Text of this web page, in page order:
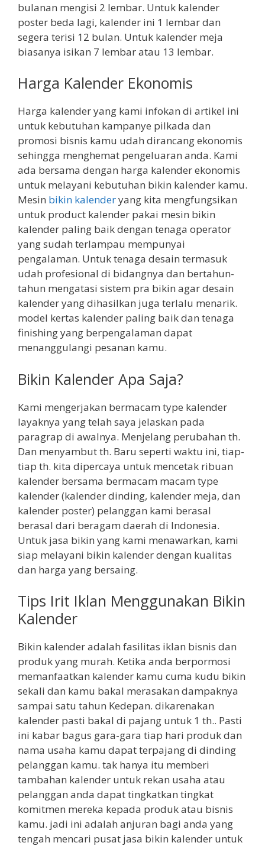
bulanan mengisi 2 lembar. Untuk kalender
poster beda lagi, kalender ini 1 lembar dan
segera terisi 12 bulan. Untuk kalender meja
biasanya isikan 7 lembar atau 13 lembar.
Harga Kalender Ekonomis
Harga kalender yang kami infokan di artikel ini
untuk kebutuhan kampanye pilkada dan
promosi bisnis kamu udah dirancang ekonomis
sehingga menghemat pengeluaran anda. Kami
ada bersama dengan harga kalender ekonomis
untuk melayani kebutuhan bikin kalender kamu.
Mesin bikin kalenderyang kita mengfungsikan
untuk product kalender pakai mesin bikin
kalender paling baik dengan tenaga operator
yang sudah terlampau mempunyai
pengalaman. Untuk tenaga desain termasuk
udah profesional di bidangnya dan bertahun-
tahun mengatasi sistem pra bikin agar desain
kalender yang dihasilkan juga terlalu menarik.
model kertas kalender paling baik dan tenaga
finishing yang berpengalaman dapat
menanggulangi pesanan kamu.
Bikin Kalender Apa Saja?
Kami mengerjakan bermacam type kalender
layaknya yang telah saya jelaskan pada
paragrap di awalnya. Menjelang perubahan th.
Dan menyambut th. Baru seperti waktu ini, tiap-
tiap th. kita dipercaya untuk mencetak ribuan
kalender bersama bermacam macam type
kalender (kalender dinding, kalender meja, dan
kalender poster) pelanggan kami berasal
berasal dari beragam daerah di Indonesia.
Untuk jasa bikin yang kami menawarkan, kami
siap melayani bikin kalender dengan kualitas
dan harga yang bersaing.
Tips Irit Iklan Menggunakan Bikin
Kalender
Bikin kalender adalah fasilitas iklan bisnis dan
produk yang murah. Ketika anda berpormosi
memanfaatkan kalender kamu cuma kudu bikin
sekali dan kamu bakal merasakan dampaknya
sampai satu tahun Kedepan. dikarenakan
kalender pasti bakal di pajang untuk 1 th.. Pasti
ini kabar bagus gara-gara tiap hari produk dan
nama usaha kamu dapat terpajang di dinding
pelanggan kamu. tak hanya itu memberi
tambahan kalender untuk rekan usaha atau
pelanggan anda dapat tingkatkan tingkat
komitmen mereka kepada produk atau bisnis
kamu. jadi ini adalah anjuran bagi anda yang
tengah mencari pusat jasa bikin kalender untuk